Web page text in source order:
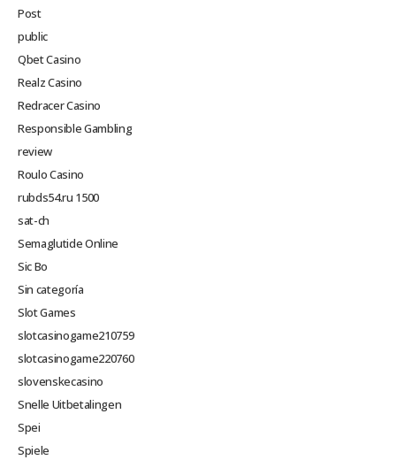
Post
public
Qbet Casino
Realz Casino
Redracer Casino
Responsible Gambling
review
Roulo Casino
rubds54.ru 1500
sat-ch
Semaglutide Online
Sic Bo
Sin categoría
Slot Games
slotcasinogame210759
slotcasinogame220760
slovenskecasino
Snelle Uitbetalingen
Spei
Spiele